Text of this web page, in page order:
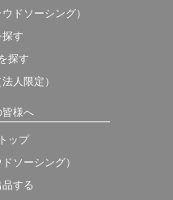
ドソーシング）
探す
探す
人限定）
皆様へ
ップ
ソーシング）
品する